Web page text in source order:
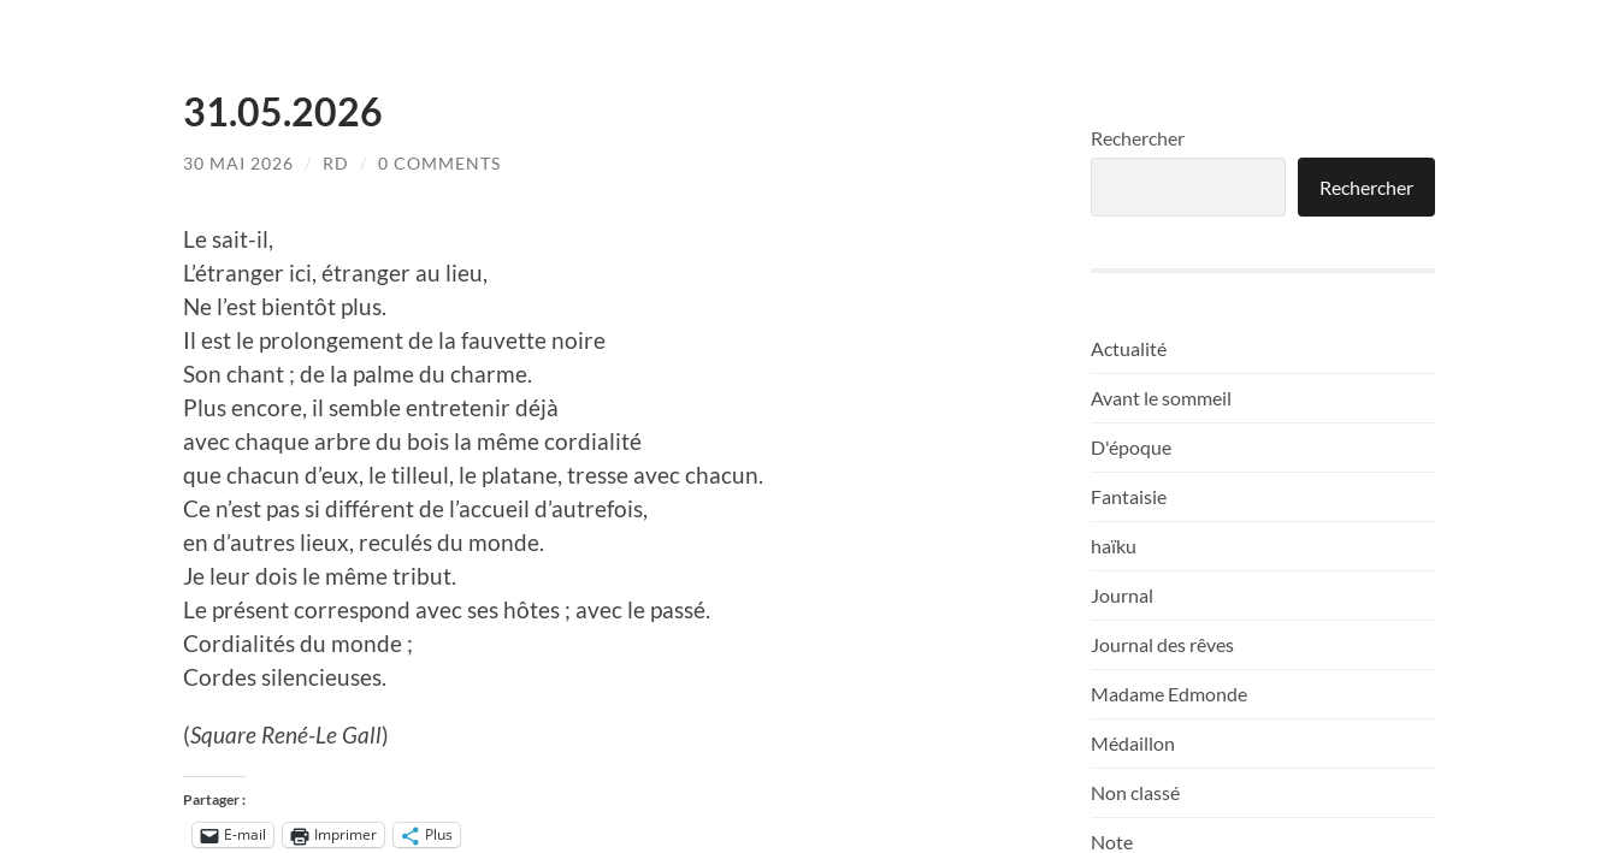
31.05.2026
30 MAI 2026 / RD / 0 COMMENTS
Le sait-il,
L’étranger ici, étranger au lieu,
Ne l’est bientôt plus.
Il est le prolongement de la fauvette noire
Son chant ; de la palme du charme.
Plus encore, il semble entretenir déjà
avec chaque arbre du bois la même cordialité
que chacun d’eux, le tilleul, le platane, tresse avec chacun.
Ce n’est pas si différent de l’accueil d’autrefois,
en d’autres lieux, reculés du monde.
Je leur dois le même tribut.
Le présent correspond avec ses hôtes ; avec le passé.
Cordialités du monde ;
Cordes silencieuses.
(Square René-Le Gall)
Partager :
E-mail Imprimer Plus
Rechercher
Rechercher
Actualité
Avant le sommeil
D'époque
Fantaisie
haïku
Journal
Journal des rêves
Madame Edmonde
Médaillon
Non classé
Note